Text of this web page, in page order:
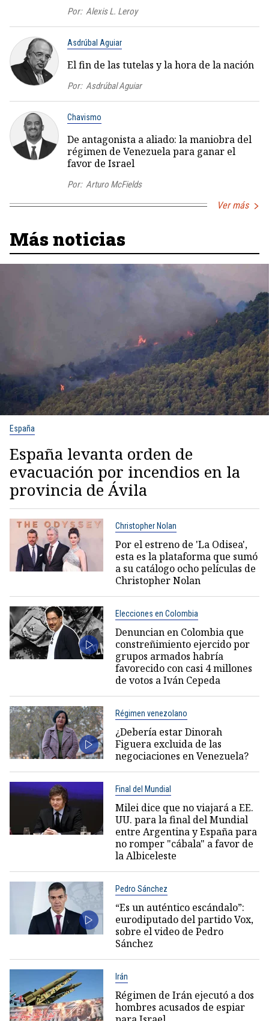
Por: Alexis L. Leroy
Asdrúbal Aguiar
El fin de las tutelas y la hora de la nación
Por: Asdrúbal Aguiar
Chavismo
De antagonista a aliado: la maniobra del
régimen de Venezuela para ganar el
favor de Israel
Por: Arturo McFields
Ver más
Más noticias
España
España levanta orden de
evacuación por incendios en la
provincia de Ávila
Christopher Nolan
Por el estreno de 'La Odisea',
esta es la plataforma que sumó
a su catálogo ocho películas de
Christopher Nolan
Elecciones en Colombia
Denuncian en Colombia que
constreñimiento ejercido por
grupos armados habría
favorecido con casi 4 millones
de votos a Iván Cepeda
Régimen venezolano
¿Debería estar Dinorah
Figuera excluida de las
negociaciones en Venezuela?
Final del Mundial
Milei dice que no viajará a EE.
UU. para la final del Mundial
entre Argentina y España para
no romper "cábala" a favor de
la Albiceleste
Pedro Sánchez
“Es un auténtico escándalo”:
eurodiputado del partido Vox,
sobre el video de Pedro
Sánchez
Irán
Régimen de Irán ejecutó a dos
hombres acusados de espiar